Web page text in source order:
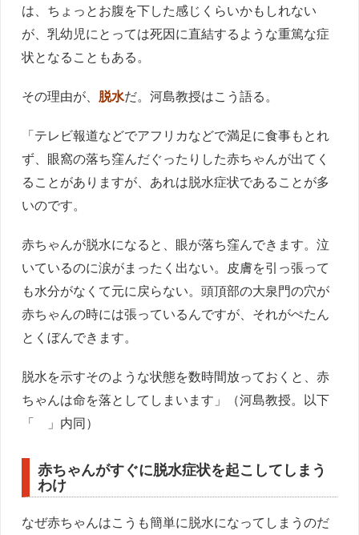
は、ちょっとお腹を下した感じくらいかもしれない
が、乳幼児にとっては死因に直結するような重篤な症
状となることもある。
その理由が、 脱水だ。河島教授はこう語る。
「テレビ報道などでアフリカなどで満足に食事もとれ
ず、眼窩の落ち窪んだぐったりした赤ちゃんが出てく
ることがありますが、あれは脱水症状であることが多
いのです。
赤ちゃんが脱水になると、眼が落ち窪んできます。泣
いているのに涙がまったく出ない。皮膚を引っ張って
も水分がなくて元に戻らない。頭頂部の大泉門の穴が
赤ちゃんの時には張っているんですが、それがぺたん
とくぼんできます。
脱水を示すそのような状態を数時間放っておくと、赤
ちゃんは命を落としてしまいます」（河島教授。以下
「 」内同）
赤ちゃんがすぐに脱水症状を起こしてしまう
わけ
なぜ赤ちゃんはこうも簡単に脱水になってしまうのだ